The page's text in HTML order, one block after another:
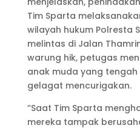
Tim Sparta
wilayah hukum Polresta
melintas di Jalan
warung hik, petugas
anak muda yang
gelagat mencurigakan.
“Saat Tim Sparta
mereka tampak